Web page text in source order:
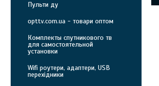
Пульти ду
opttv.com.ua - товари оптом
Комплекты спутникового тв
для самостоятельной
установки
Wifi роутери, адаптери, USB
перехідники